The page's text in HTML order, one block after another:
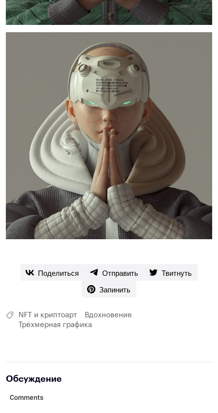
Поделиться Отправить
Твитнуть
Запинить
NFT и криптоарт
Вдохновение
Трёхмерная графика
Обсуждение